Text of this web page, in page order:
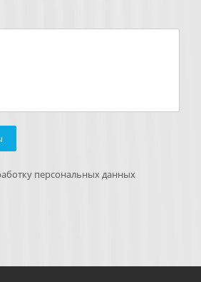
персональных данных